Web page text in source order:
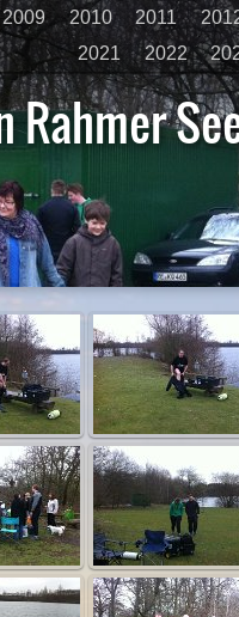
2009 2010 2011
2021
2022
Rahmer